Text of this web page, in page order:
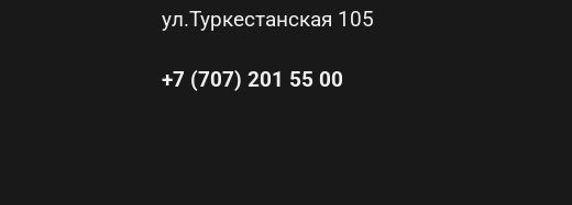
ул.Туркестанская 105
+7 (707) 201 55 00